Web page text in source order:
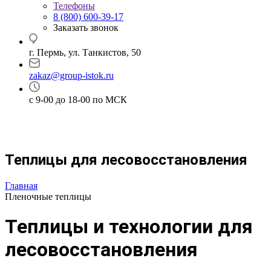
Телефоны
8 (800) 600-39-17
Заказать звонок
г. Пермь, ул. Танкистов, 50
zakaz@group-istok.ru
с 9-00 до 18-00 по МСК
Теплицы для лесовосстановления
Главная
Пленочные теплицы
Теплицы и технологии для
лесовосстановления